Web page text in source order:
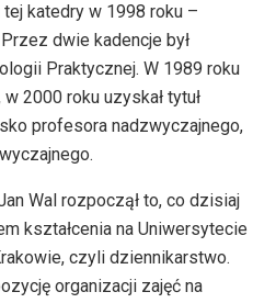
katedry w 1998 roku –
dwie kadencje był
Praktycznej. W 1989 roku
2000 roku uzyskał tytuł
profesora nadzwyczajnego,
Wal rozpoczął to, co dzisiaj
kształcenia na Uniwersytecie
czyli dziennikarstwo.
organizacji zajęć na